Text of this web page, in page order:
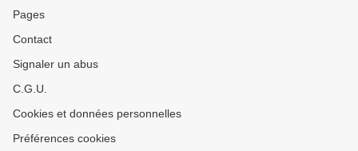
Pages
Contact
Signaler un abus
C.G.U.
Cookies et données personnelles
Préférences cookies